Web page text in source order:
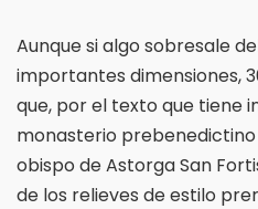
Aunque si algo sobresale
importantes dimensiones,
que, por el texto que tiene
monasterio prebenedictino
obispo de Astorga San
de los relieves de estilo